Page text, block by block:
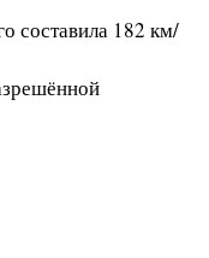
составила 182 км/